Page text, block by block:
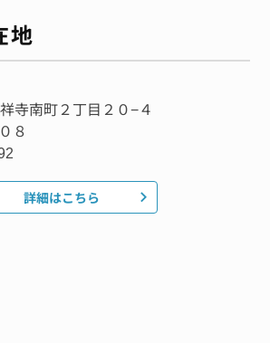
地
寺南町２丁目２０−４
８
詳細はこちら